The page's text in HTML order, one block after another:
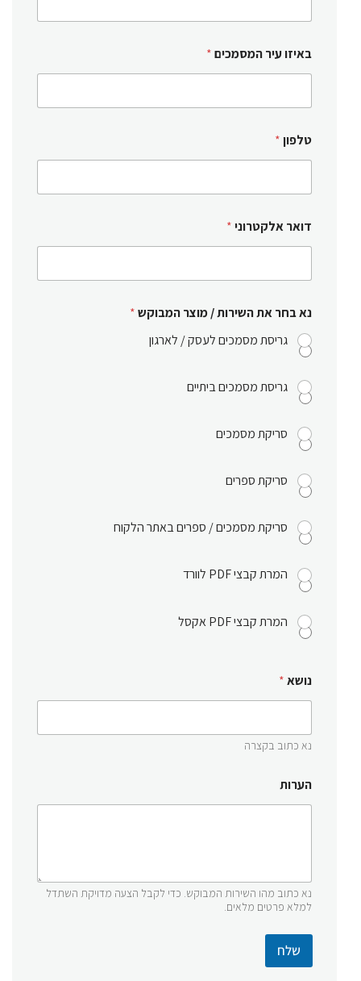
באיזו עיר המסמכים*
טלפון*
דואר אלקטרוני*
נא בחר את השירות / מוצר המבוקש*
גריסת מסמכים לעסק / לארגון
גריסת מסמכים ביתיים
סריקת מסמכים
סריקת ספרים
סריקת מסמכים / ספרים באתר הלקוח
המרת קבצי PDF לוורד
המרת קבצי PDF אקסל
נושא*
נא כתוב בקצרה
הערות
נא כתוב מהו השירות המבוקש. כדי לקבל הצעה מדויקת השתדל
למלא פרטים מלאים.
שלח